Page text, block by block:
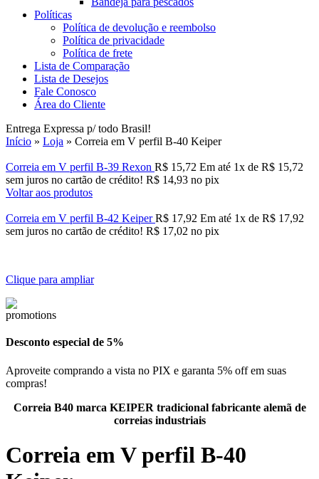
Políticas
Política de devolução e reembolso
Política de privacidade
Política de frete
Lista de Comparação
Lista de Desejos
Fale Conosco
Área do Cliente
Entrega Expressa p/ todo Brasil!
Início » Loja » Correia em V perfil B-40 Keiper
Correia em V perfil B-39 Rexon R$ 15,72 Em até 1x de R$ 15,72
sem juros no cartão de crédito! R$ 14,93 no pix
Voltar aos produtos
Correia em V perfil B-42 KeiperR$ 17,92 Em até 1x de R$ 17,92
sem juros no cartão de crédito! R$ 17,02 no pix
Clique para ampliar
Desconto especial de 5%
Aproveite comprando a vista no PIX e garanta 5% off em suas
compras!
Correia B40 marca KEIPER tradicional fabricante alemã de
correias industriais
Correia em V perfil B-40